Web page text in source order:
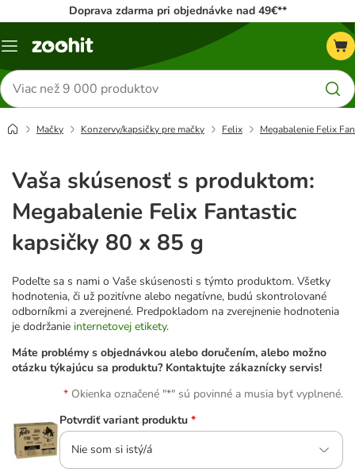
Doprava zdarma pri objednávke nad 49€**
Kategórie
Hľadať
produkty
Mačky Konzervy/kapsičky pre mačky Felix Megabalenie Felix
Vaša skúsenosť s produktom:
Megabalenie Felix Fantastic
kapsičky 80 x 85 g
Podeľte sa s nami o Vaše skúsenosti s týmto produktom. Všetky
hodnotenia, či už pozitívne alebo negatívne, budú skontrolované
odborníkmi a zverejnené. Predpokladom na zverejnenie hodnotenia
je dodržanie internetovej etikety.
Máte problémy s objednávkou alebo doručením, alebo možno
otázku týkajúcu sa produktu? Kontaktujte zákaznícky servis!
Okienka označené "*" sú povinné a musia byť vyplnené.
Potvrdiť variant produktu *
Nie som si istý/á